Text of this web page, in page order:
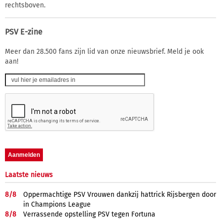
rechtsboven.
PSV E-zine
Meer dan 28.500 fans zijn lid van onze nieuwsbrief. Meld je ook
aan!
Laatste nieuws
8/8
Oppermachtige PSV Vrouwen dankzij hattrick Rijsbergen door
in Champions League
8/8
Verrassende opstelling PSV tegen Fortuna